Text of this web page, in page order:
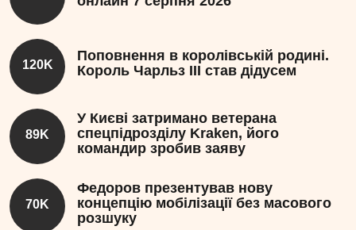
120K
Поповнення в королівській родині.
Король Чарльз III став дідусем
89K
У Києві затримано ветерана
спецпідрозділу Kraken, його
командир зробив заяву
70K
Федоров презентував нову
концепцію мобілізації без масового
розшуку